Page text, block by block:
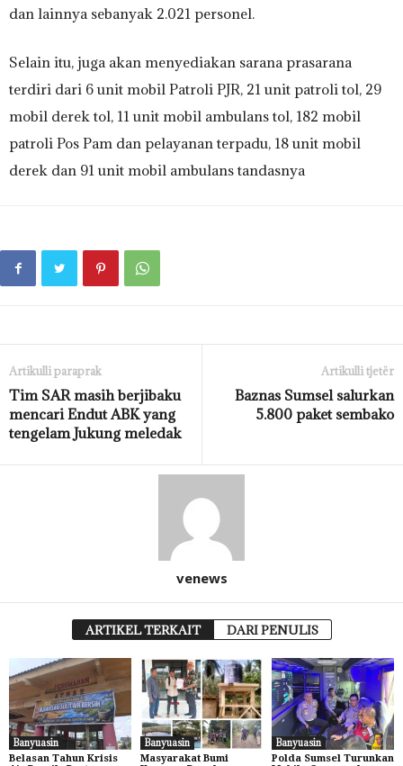
dan lainnya sebanyak 2.021 personel.
Selain itu, juga akan menyediakan sarana prasarana
terdiri dari 6 unit mobil Patroli PJR, 21 unit patroli tol, 29
mobil derek tol, 11 unit mobil ambulans tol, 182 mobil
patroli Pos Pam dan pelayanan terpadu, 18 unit mobil
derek dan 91 unit mobil ambulans tandasnya
Artikulli paraprak
Tim SAR masih berjibaku
mencari Endut ABK yang
tengelam Jukung meledak
Artikulli tjetër
Baznas Sumsel salurkan
5.800 paket sembako
venews
ARTIKEL TERKAIT DARI PENULIS
Banyuasin
Belasan Tahun Krisis
Banyuasin
Masyarakat Bumi
Banyuasin
Polda Sumsel Turunkan